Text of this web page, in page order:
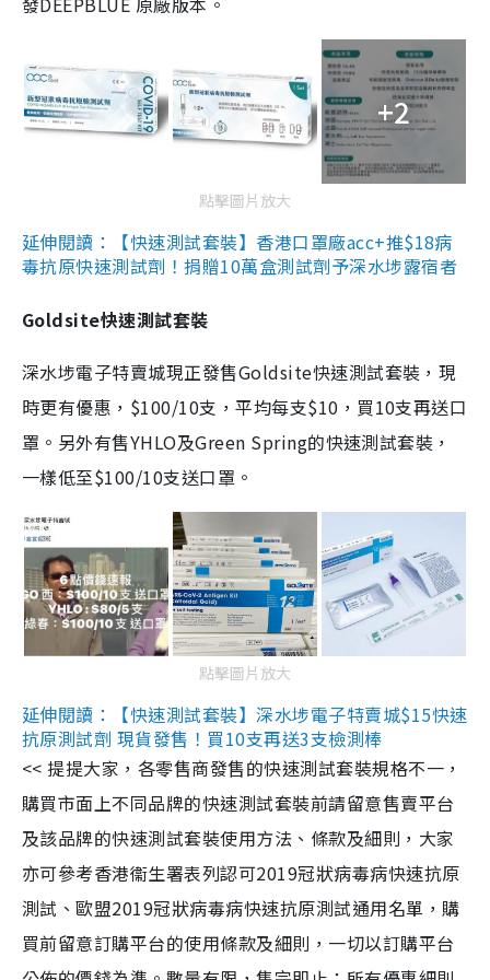
+2
點擊圖片放大
延伸閱讀：【快速測試套裝】香港口罩廠acc+推$18病
毒抗原快速測試劑！捐贈10萬盒測試劑予深水埗露宿者
Goldsite快速測試套裝
深水埗電子特賣城現正發售Goldsite快速測試套裝，現
時更有優惠，$100/10支，平均每支$10，買10支再送口
罩。另外有售YHLO及Green Spring的快速測試套裝，
一樣低至$100/10支送口罩。
點擊圖片放大
延伸閱讀：【快速測試套裝】深水埗電子特賣城$15快速
抗原測試劑 現貨發售！買10支再送3支檢測棒
<< 提提大家，各零售商發售的快速測試套裝規格不一，
購買市面上不同品牌的快速測試套裝前請留意售賣平台
及該品牌的快速測試套裝使用方法、條款及細則，大家
亦可參考香港衞生署表列認可2019冠狀病毒病快速抗原
測試、歐盟2019冠狀病毒病快速抗原測試通用名單，購
買前留意訂購平台的使用條款及細則，一切以訂購平台